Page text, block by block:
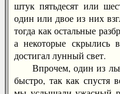
штук пятьдесят или
один или двое из них
тогда как остальные
а некоторые скрылись
достигал лунный свет.
Впрочем, один из
быстро, так как спустя